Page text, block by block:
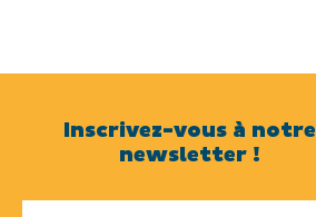
Inscrivez-vous à notre
newsletter !